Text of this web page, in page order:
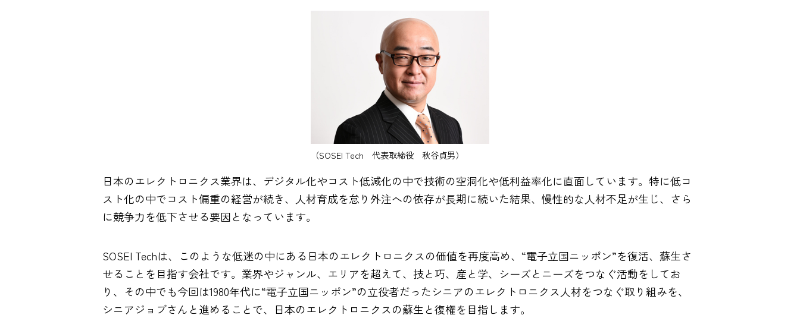
（SOSEI Tech 代表取締役 秋谷貞男）
日本のエレクトロニクス業界は、デジタル化やコスト低減化の中で技術の空洞化や低利益率化に直面しています。特に低コ
スト化の中でコスト偏重の経営が続き、人材育成を怠り外注への依存が長期に続いた結果、慢性的な人材不足が生じ、さら
に競争力を低下させる要因となっています。
SOSEI Techは、このような低迷の中にある日本のエレクトロニクスの価値を再度高め、“電子立国ニッポン”を復活、蘇生さ
せることを目指す会社です。業界やジャンル、エリアを超えて、技と巧、産と学、シーズとニーズをつなぐ活動をしてお
り、その中でも今回は1980年代に“電子立国ニッポン”の立役者だったシニアのエレクトロニクス人材をつなぐ取り組みを、
シニアジョブさんと進めることで、日本のエレクトロニクスの蘇生と復権を目指します。